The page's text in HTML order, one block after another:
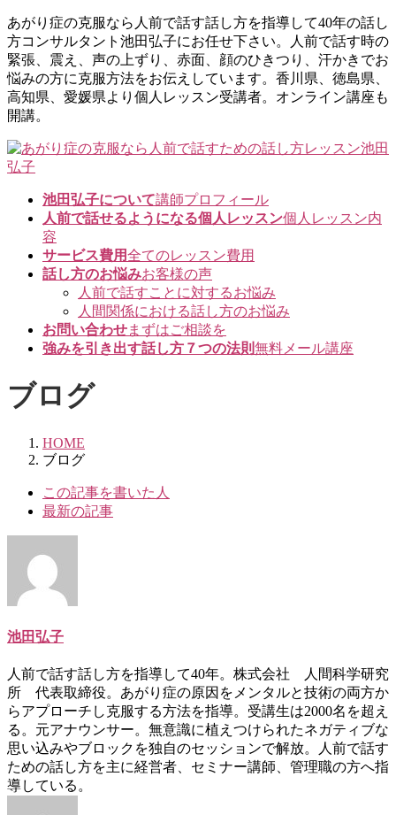
コ
ン
テ
ン
ツ
に
動
ナ
ビ
ゲ
ー
シ
ョ
に
移
あがり症の克服なら人前で話す話し方を指導して40年の話し
方コンサルタント池田弘子にお任せ下さい。人前で話す時の
緊張、震え、声の上ずり、赤面、顔のひきつり、汗かきでお
悩みの方に克服方法をお伝えしています。香川県、徳島県、
高知県、愛媛県より個人レッスン受講者。オンライン講座も
開講。
池田弘子について講師プロフィール
人前で話せるようになる個人レッスン個人レッスン内
容
サービス費用全てのレッスン費用
話し方のお悩みお客様の声
人前で話すことに対するお悩み
人間関係における話し方のお悩み
お問い合わせまずはご相談を
強みを引き出す話し方７つの法則無料メール講座
ブログ
HOME
ブログ
following
tabs
change
content
below.
この記事を書いた人
最新の記事
池田弘子
人前で話す話し方を指導して40年。株式会社 人間科学研究
所 代表取締役。あがり症の原因をメンタルと技術の両方か
らアプローチし克服する方法を指導。受講生は2000名を超え
る。元アナウンサー。無意識に植えつけられたネガティブな
思い込みやブロックを独自のセッションで解放。人前で話す
ための話し方を主に経営者、セミナー講師、管理職の方へ指
導している。